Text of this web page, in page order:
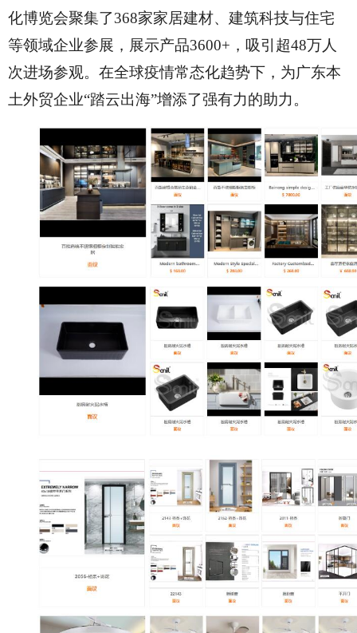
化博览会聚集了368家家居建材、建筑科技与住宅
等领域企业参展，展示产品3600+，吸引超48万人
次进场参观。在全球疫情常态化趋势下，为广东本
土外贸企业“踏云出海”增添了强有力的助力。